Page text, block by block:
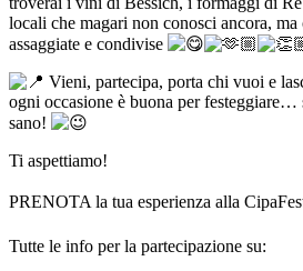
locali che magari non conosci ancora, ma
assaggiate e condivise
Vieni, partecipa, porta chi vuoi e
ogni occasione è buona per festeggiare…
sano!
Ti aspettiamo!
PRENOTA la tua esperienza alla
Tutte le info per la partecipazione su: